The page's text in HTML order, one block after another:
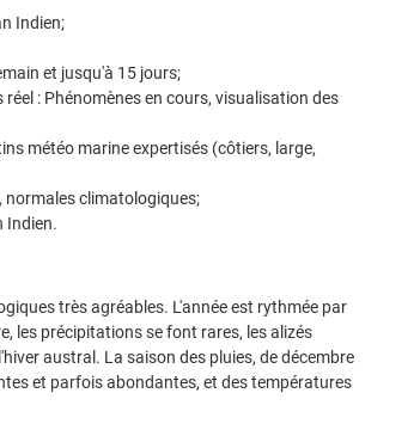
fournir sur les 4 prochaines semaines de l’information
de formation des phénomènes cycloniques,
régimes de temps dominant pour La Réunion.
la prévision
en cours)
acte pour la saison 25/26 ?
Indien;
et jusqu'à 15 jours;
réel : Phénomènes en cours, visualisation des
météo marine expertisés (côtiers, large,
normales climatologiques;
Indien.
très agréables. L'année est rythmée par
les précipitations se font rares, les alizés
austral. La saison des pluies, de décembre
et parfois abondantes, et des températures